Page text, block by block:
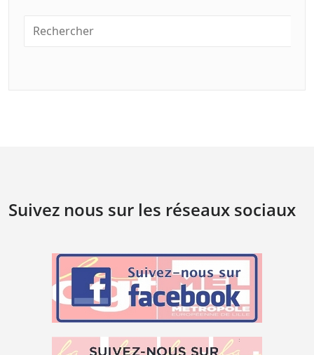
Suivez nous sur les réseaux sociaux